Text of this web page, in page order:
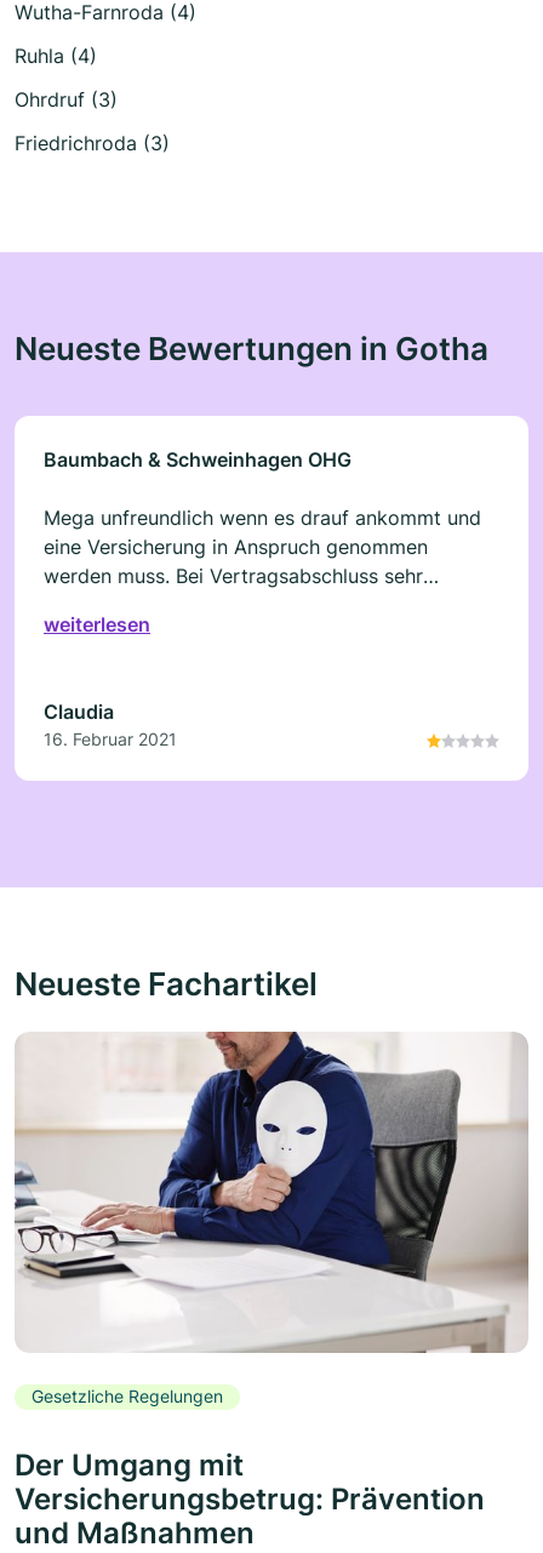
Wutha-Farnroda (4)
Ruhla (4)
Ohrdruf (3)
Friedrichroda (3)
Neueste Bewertungen in Gotha
Baumbach & Schweinhagen OHG
Mega unfreundlich wenn es drauf ankommt und
eine Versicherung in Anspruch genommen
werden muss. Bei Vertragsabschluss sehr
dumm verkauft und blöde gemacht
weiterlesen
Claudia
16. Februar 2021
Neueste Fachartikel
Gesetzliche Regelungen
Der Umgang mit
Versicherungsbetrug: Prävention
und Maßnahmen